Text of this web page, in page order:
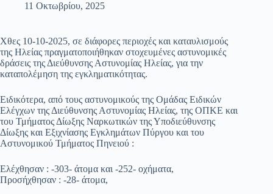
11 Οκτωβρίου, 2025
Χθες 10-10-2025, σε διάφορες περιοχές και καταυλισμούς
της Ηλείας πραγματοποιήθηκαν στοχευμένες αστυνομικές
δράσεις της Διεύθυνσης Αστυνομίας Ηλείας, για την
καταπολέμηση της εγκληματικότητας.
Ειδικότερα, από τους αστυνομικούς της Ομάδας Ειδικών
Ελέγχων της Διεύθυνσης Αστυνομίας Ηλείας, της ΟΠΚΕ και
του Τμήματος Δίωξης Ναρκωτικών της Υποδιεύθυνσης
Δίωξης και Εξιχνίασης Εγκλημάτων Πύργου και του
Αστυνομικού Τμήματος Πηνειού :
Ελέχθησαν : -303- άτομα και -252- οχήματα,
Προσήχθησαν : -28- άτομα,